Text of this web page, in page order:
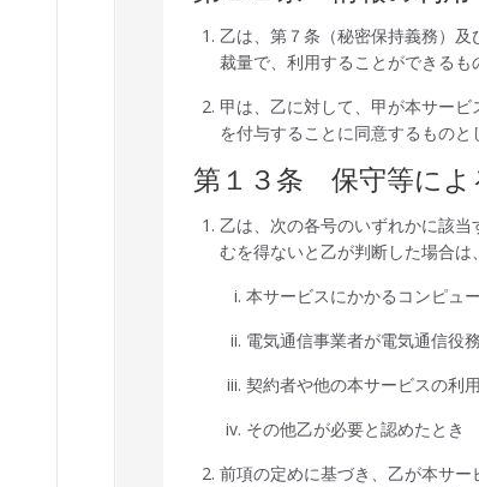
乙は、第７条（秘密保持義務）
裁量で、利用することができるも
甲は、乙に対して、甲が本サー
を付与することに同意するもの
第１３条 保守等によ
乙は、次の各号のいずれかに該
むを得ないと乙が判断した場合は
本サービスにかかるコンピュ
電気通信事業者が電気通信役
契約者や他の本サービスの利
その他乙が必要と認めたとき
前項の定めに基づき、乙が本サ